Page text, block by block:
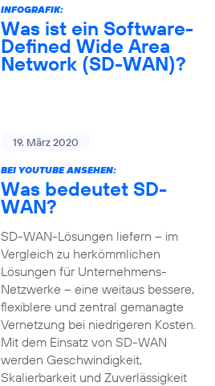
INFOGRAFIK:
Was ist ein Software-
Defined Wide Area
Network (SD-WAN)?
19. März 2020
BEI YOUTUBE ANSEHEN:
Was bedeutet SD-
WAN?
SD-WAN-Lösungen liefern – im
Vergleich zu herkömmlichen
Lösungen für Unternehmens-
Netzwerke – eine weitaus bessere,
flexiblere und zentral gemanagte
Vernetzung bei niedrigeren Kosten.
Mit dem Einsatz von SD-WAN
werden Geschwindigkeit,
Skalierbarkeit und Zuverlässigkeit